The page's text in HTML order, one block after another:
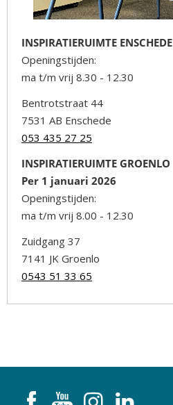
INSPIRATIERUIMTE ENSCHEDE
Openingstijden:
ma t/m vrij 8.30 - 12.30
Bentrotstraat 44
7531 AB Enschede
053 435 27 25
INSPIRATIERUIMTE GROENLO
Per 1 januari 2026
Openingstijden:
ma t/m vrij 8.00 - 12.30
Zuidgang 37
7141 JK Groenlo
0543 51 33 65